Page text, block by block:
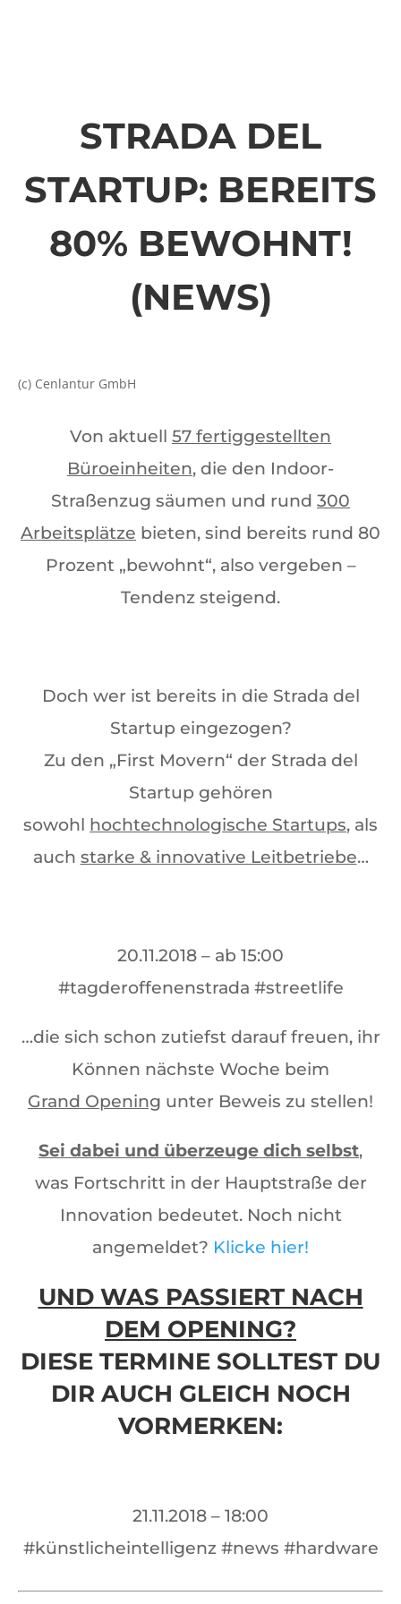
STRADA DEL
STARTUP: BEREITS
80% BEWOHNT!
(NEWS)
(c) Cenlantur GmbH
Von aktuell 57 fertiggestellten
Büroeinheiten, die den Indoor-
Straßenzug säumen und rund 300
Arbeitsplätze bieten, sind bereits rund 80
Prozent „bewohnt“, also vergeben –
Tendenz steigend.
Doch wer ist bereits in die Strada del
Startup eingezogen?
Zu den „First Movern“ der Strada del
Startup gehören
sowohl hochtechnologische Startups, als
auch starke & innovative Leitbetriebe…
20.11.2018 – ab 15:00
#tagderoffenenstrada #streetlife
…die sich schon zutiefst darauf freuen, ihr
Können nächste Woche beim
Grand Opening unter Beweis zu stellen!
Sei dabei und überzeuge dich selbst,
was Fortschritt in der Hauptstraße der
Innovation bedeutet. Noch nicht
angemeldet? Klicke hier!
UND WAS PASSIERT NACH
DEM OPENING?
DIESE TERMINE SOLLTEST DU
DIR AUCH GLEICH NOCH
VORMERKEN:
21.11.2018 – 18:00
#künstlicheintelligenz #news #hardware